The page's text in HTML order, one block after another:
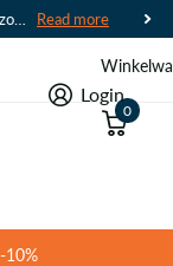
Read more
Login
0
10%